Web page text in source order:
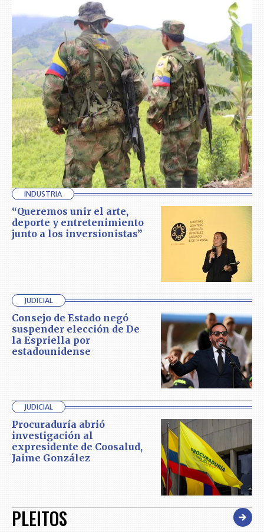
INDUSTRIA
“Queremos unir el arte,
deporte y entretenimiento
junto a los inversionistas”
JUDICIAL
Consejo de Estado negó
suspender elección de De
la Espriella por
estadounidense
JUDICIAL
Procuraduría abrió
investigación al
expresidente de Coosalud,
Jaime González
PLEITOS